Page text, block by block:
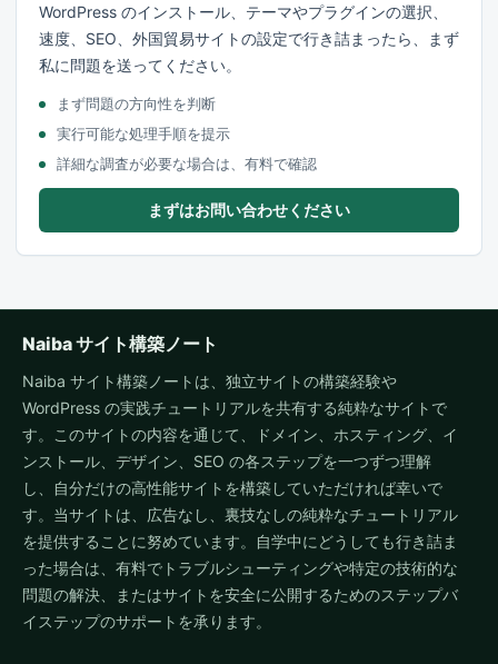
WordPress のインストール、テーマやプラグインの選択、
速度、SEO、外国貿易サイトの設定で行き詰まったら、まず
私に問題を送ってください。
まず問題の方向性を判断
実行可能な処理手順を提示
詳細な調査が必要な場合は、有料で確認
まずはお問い合わせください
Naiba サイト構築ノート
Naiba サイト構築ノートは、独立サイトの構築経験や
WordPress の実践チュートリアルを共有する純粋なサイトで
す。このサイトの内容を通じて、ドメイン、ホスティング、イ
ンストール、デザイン、SEO の各ステップを一つずつ理解
し、自分だけの高性能サイトを構築していただければ幸いで
す。当サイトは、広告なし、裏技なしの純粋なチュートリアル
を提供することに努めています。自学中にどうしても行き詰ま
った場合は、有料でトラブルシューティングや特定の技術的な
問題の解決、またはサイトを安全に公開するためのステップバ
イステップのサポートを承ります。